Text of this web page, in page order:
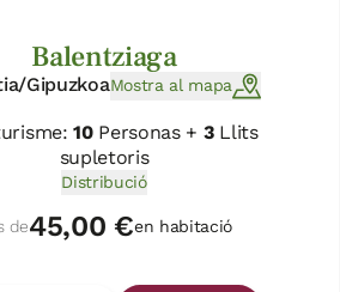
Balentziaga
GipuzkoaMostra al mapa
10Personas + 3Llits
supletoris
Distribució
de45,00 €en habitació